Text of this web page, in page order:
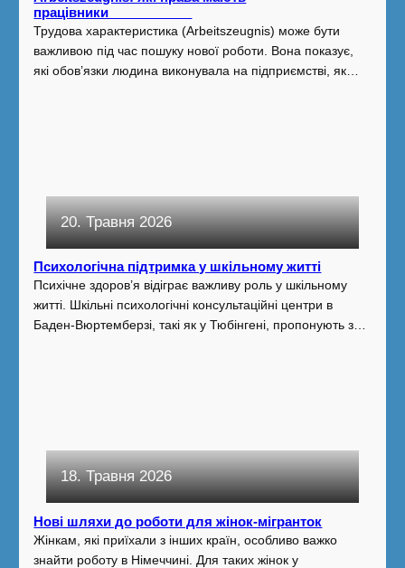
працівники
Трудова характеристика (Arbeitszeugnis) може бути
важливою під час пошуку нової роботи. Вона показує,
які обов’язки людина виконувала на підприємстві, як…
20. Травня 2026
Психологічна підтримка у шкільному житті
Психічне здоров’я відіграє важливу роль у шкільному
житті. Шкільні психологічні консультаційні центри в
Баден-Вюртемберзі, такі як у Тюбінгені, пропонують з…
18. Травня 2026
Нові шляхи до роботи для жінок-мігранток
Жінкам, які приїхали з інших країн, особливо важко
знайти роботу в Німеччині. Для таких жінок у